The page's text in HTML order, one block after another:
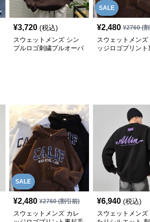
¥3,720 (税込)
スウェットメンズ シン
プルロゴ刺繍プルオーバ
SALE
¥2,480 ¥2760(割
スウェットメンズ
ッジロゴプリント
SALE
¥2,480 ¥2760(割引前)
スウェットメンズ カレ
¥6,940 (税込)
スウェットメンズ